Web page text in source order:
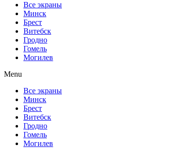
Все экраны
Минск
Брест
Витебск
Гродно
Гомель
Могилев
Menu
Все экраны
Минск
Брест
Витебск
Гродно
Гомель
Могилев